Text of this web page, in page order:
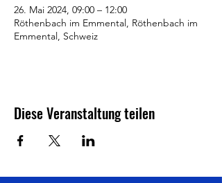
26. Mai 2024, 09:00 – 12:00
Röthenbach im Emmental, Röthenbach im
Emmental, Schweiz
Diese Veranstaltung teilen